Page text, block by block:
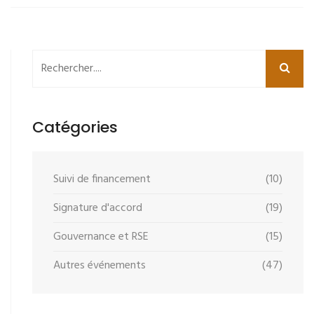
Catégories
Suivi de financement
(10)
Signature d'accord
(19)
Gouvernance et RSE
(15)
Autres événements
(47)